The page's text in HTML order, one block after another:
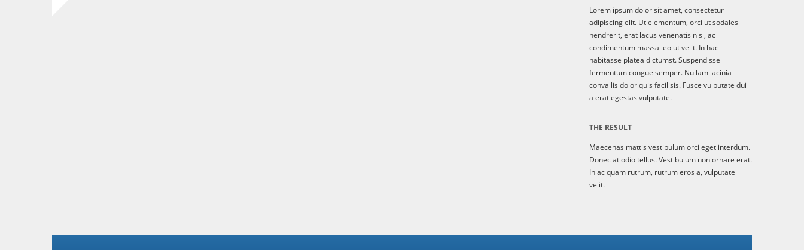
Lorem ipsum dolor sit amet, consectetur
adipiscing elit. Ut elementum, orci ut sodales
hendrerit, erat lacus venenatis nisi, ac
condimentum massa leo ut velit. In hac
habitasse platea dictumst. Suspendisse
fermentum congue semper. Nullam lacinia
convallis dolor quis facilisis. Fusce vulputate dui
a erat egestas vulputate.
THE RESULT
Maecenas mattis vestibulum orci eget interdum.
Donec at odio tellus. Vestibulum non ornare erat.
In ac quam rutrum, rutrum eros a, vulputate
velit.